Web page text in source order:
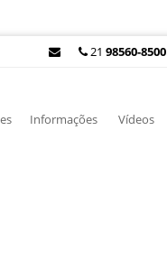
2198560-8500
Informações Vídeos